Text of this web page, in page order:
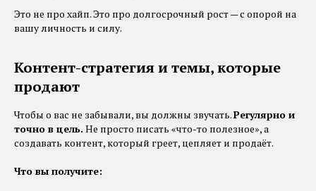
Это не про хайп. Это про долгосрочный рост — с опорой на
вашу личность и силу.
Контент-стратегия и темы, которые
продают
Чтобы о вас не забывали, вы должны звучать.Регулярно и
точно в цель. Не просто писать «что-то полезное», а
создавать контент, который греет, цепляет и продаёт.
Что вы получите: